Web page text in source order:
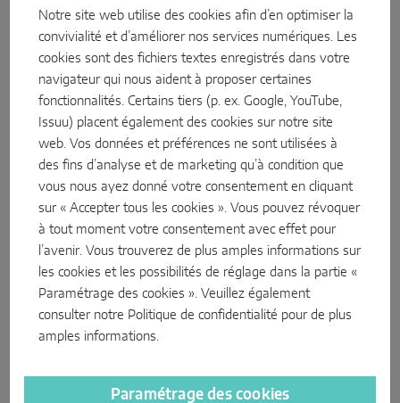
MACO Protect A-TS
À relevage
À cylindre
Composants système
SOLUTIONS DE CAPTEURS INTELLIGENTS
Sense by MACO
MACO Tronic
SOLUTIONS DE SERVICE
Assembly Tools Pré-assemblage
Faciliter la vie : avec lesAssembly Tools, MACO
Notre site web utilise des cookies afin d’en optimiser la
convivialité et d’améliorer nos services numériques. Les
cookies sont des fichiers textes enregistrés dans votre
navigateur qui nous aident à proposer certaines
fonctionnalités. Certains tiers (p. ex. Google, YouTube,
Issuu) placent également des cookies sur notre site
web. Vos données et préférences ne sont utilisées à
des fins d’analyse et de marketing qu’à condition que
vous nous ayez donné votre consentement en cliquant
sur « Accepter tous les cookies ». Vous pouvez révoquer
à tout moment votre consentement avec effet pour
l’avenir. Vous trouverez de plus amples informations sur
les cookies et les possibilités de réglage dans la partie «
Paramétrage des cookies ». Veuillez également
consulter notre Politique de confidentialité pour de plus
amples informations.
Paramétrage des cookies